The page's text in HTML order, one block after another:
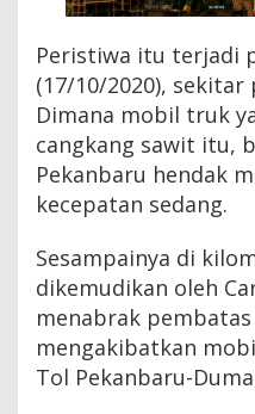
Peristiwa itu terjadi
(17/10/2020), sekitar
Dimana mobil truk
cangkang sawit itu,
Pekanbaru hendak
kecepatan sedang.
Sesampainya di
dikemudikan oleh
menabrak
mengakibatkan
Tol Pekanbaru-